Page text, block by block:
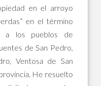
en el arroyo
en el término
a los pueblos de
de San Pedro,
Ventosa de San
He resuelto